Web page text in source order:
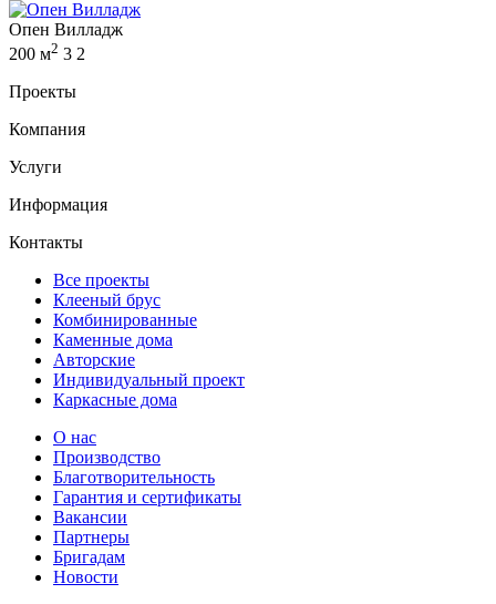
Опен Вилладж
200 м2 3 2
Проекты
Компания
Услуги
Информация
Контакты
Все проекты
Клееный брус
Комбинированные
Каменные дома
Авторские
Индивидуальный проект
Каркасные дома
О нас
Производство
Благотворительность
Гарантия и сертификаты
Вакансии
Партнеры
Бригадам
Новости